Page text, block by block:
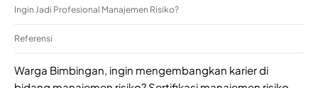
Ingin Jadi Profesional Manajemen Risiko?
Referensi
Warga Bimbingan, ingin mengembangkan karier di